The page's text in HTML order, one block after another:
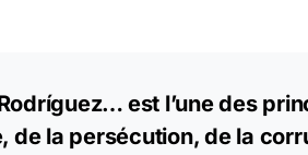
est l’une des
de la persécution, de la